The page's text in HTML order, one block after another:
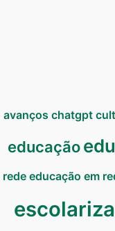
avanços chatgpt
educação
rede educação em